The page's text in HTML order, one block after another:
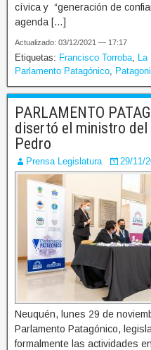
cívica y “generación de
agenda […]
Actualizado: 03/12/2021 — 17:17
Etiquetas: Francisco Torroba
Parlamento Patagónico
PARLAMENTO
disertó el ministro del
Pedro
Prensa Legislatura 29/11/
Neuquén, lunes 29 de
Parlamento Patagónico,
formalmente las actividades